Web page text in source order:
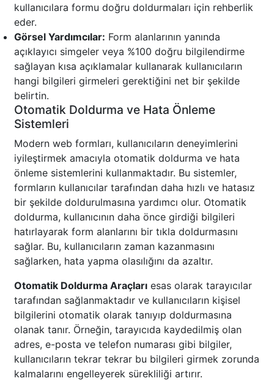
kullanıcılara formu doğru doldurmaları için rehberlik
eder.
Görsel Yardımcılar: Form alanlarının yanında
açıklayıcı simgeler veya %100 doğru bilgilendirme
sağlayan kısa açıklamalar kullanarak kullanıcıların
hangi bilgileri girmeleri gerektiğini net bir şekilde
belirtin.
Otomatik Doldurma ve Hata Önleme
Sistemleri
Modern web formları, kullanıcıların deneyimlerini
iyileştirmek amacıyla otomatik doldurma ve hata
önleme sistemlerini kullanmaktadır. Bu sistemler,
formların kullanıcılar tarafından daha hızlı ve hatasız
bir şekilde doldurulmasına yardımcı olur. Otomatik
doldurma, kullanıcının daha önce girdiği bilgileri
hatırlayarak form alanlarını bir tıkla doldurmasını
sağlar. Bu, kullanıcıların zaman kazanmasını
sağlarken, hata yapma olasılığını da azaltır.
Otomatik Doldurma Araçları esas olarak tarayıcılar
tarafından sağlanmaktadır ve kullanıcıların kişisel
bilgilerini otomatik olarak tanıyıp doldurmasına
olanak tanır. Örneğin, tarayıcıda kaydedilmiş olan
adres, e-posta ve telefon numarası gibi bilgiler,
kullanıcıların tekrar tekrar bu bilgileri girmek zorunda
kalmalarını engelleyerek sürekliliği artırır.